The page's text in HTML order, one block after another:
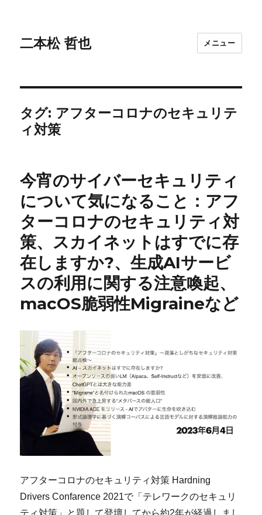
二本松 哲也 メニュー
タグ: アフターコロナのセキュリテ
ィ対策
今宵のサイバーセキュリティ
について気になること：アフ
ターコロナのセキュリティ対
策、スカイネットはすでに存
在しますか?、生成AIサービ
スの利用に関する注意喚起、
macOS脆弱性Migraineなど
アフターコロナのセキュリティ対策 Hardning
Drivers Confarence 2021で「テレワークのセキュリ
ティ対策」と題して登壇してから約2年が経過しまし